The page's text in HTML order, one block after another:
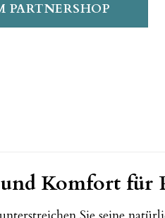
PARTNERSHOP
Komfort für